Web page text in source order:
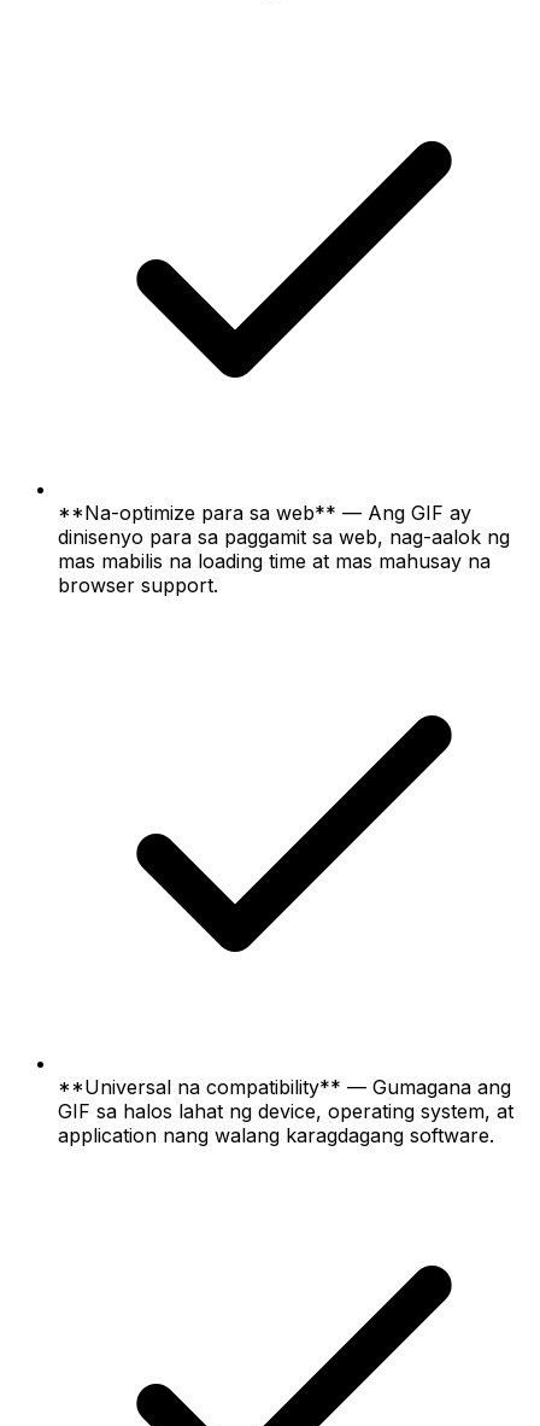
**Na-optimize para sa web** — Ang GIF ay
dinisenyo para sa paggamit sa web, nag-aalok ng
mas mabilis na loading time at mas mahusay na
browser support.
**Universal na compatibility** — Gumagana ang
GIF sa halos lahat ng device, operating system, at
application nang walang karagdagang software.